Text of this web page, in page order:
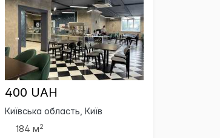
400 UAH
Київська область, Київ
184 м2